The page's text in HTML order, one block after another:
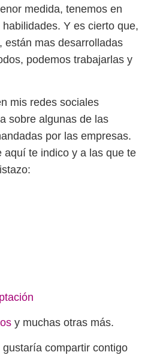
medida, tenemos en
Y es cierto que,
están mas desarrolladas
podemos trabajarlas y
mis redes sociales
sobre algunas de las
por las empresas.
aquí te indico y a las que te
y muchas otras más.
compartir contigo